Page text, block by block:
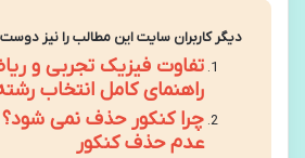
دیگر کاربران سایت این مطالب را نیز
تفاوت فیزیک تجربی و
راهنمای کامل انتخاب
چرا کنکور حذف نمی
عدم حذف کنکور